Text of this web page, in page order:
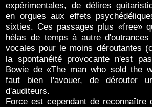
expérimentales, de délires
en orgues aux effets
sixties. Ces passages plus «free»
hélas de temps à autre
vocales pour le moins déroutantes
la spontanéité provocante n'est
Bowie de «The man who sold the
faut bien l'avouer, de dérouter
d'auditeurs.
Force est cependant de reconnaître